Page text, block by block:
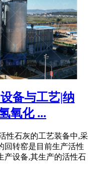
备与工艺|纳
氧化 ...
性石灰的工艺装备中,采
回转窑是目前生产活性
产设备,其生产的活性石